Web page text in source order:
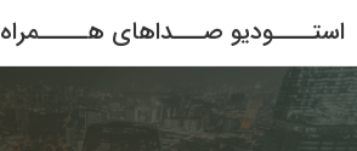
استــــودیو صـــداهای هـــــمراه